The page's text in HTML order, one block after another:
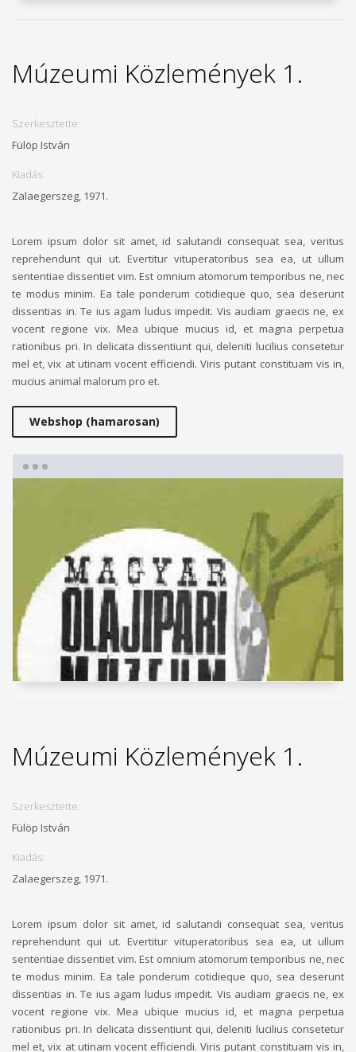
Múzeumi Közlemények 1.
Szerkesztette:
Fülöp István
Kiadás:
Zalaegerszeg, 1971.
Lorem ipsum dolor sit amet, id salutandi consequat sea, veritus
reprehendunt qui ut. Evertitur vituperatoribus sea ea, ut ullum
sententiae dissentiet vim. Est omnium atomorum temporibus ne, nec
te modus minim. Ea tale ponderum cotidieque quo, sea deserunt
dissentias in. Te ius agam ludus impedit. Vis audiam graecis ne, ex
vocent regione vix. Mea ubique mucius id, et magna perpetua
rationibus pri. In delicata dissentiunt qui, deleniti lucilius consetetur
mel et, vix at utinam vocent efficiendi. Viris putant constituam vis in,
mucius animal malorum pro et.
Webshop (hamarosan)
Múzeumi Közlemények 1.
Szerkesztette:
Fülöp István
Kiadás:
Zalaegerszeg, 1971.
Lorem ipsum dolor sit amet, id salutandi consequat sea, veritus
reprehendunt qui ut. Evertitur vituperatoribus sea ea, ut ullum
sententiae dissentiet vim. Est omnium atomorum temporibus ne, nec
te modus minim. Ea tale ponderum cotidieque quo, sea deserunt
dissentias in. Te ius agam ludus impedit. Vis audiam graecis ne, ex
vocent regione vix. Mea ubique mucius id, et magna perpetua
rationibus pri. In delicata dissentiunt qui, deleniti lucilius consetetur
mel et, vix at utinam vocent efficiendi. Viris putant constituam vis in,